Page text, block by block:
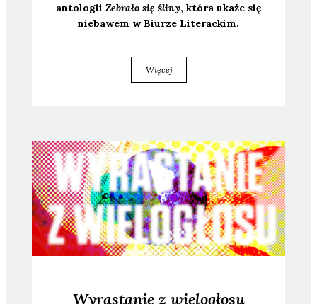
anto­lo­gii Zebra­ło się śli­ny, któ­ra uka­że się
nie­ba­wem w Biu­rze Lite­rac­kim.
Więcej
Wyrastanie z wielogłosu